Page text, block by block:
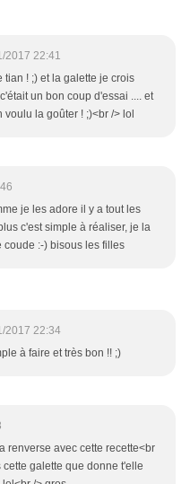
2017 22:41
tian ! ;) et la galette je crois
un bon coup d'essai .... et
la goûter ! ;)<br /> lol
je les adore il y a tout les
c'est simple à réaliser, je la
:-) bisous les filles
2017 22:34
à faire et très bon !! ;)
renverse avec cette recette<br
galette que donne t'elle